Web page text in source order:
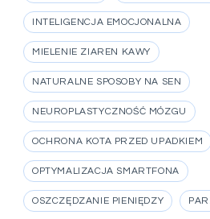
INTELIGENCJA EMOCJONALNA
MIELENIE ZIAREN KAWY
NATURALNE SPOSOBY NA SEN
NEUROPLASTYCZNOŚĆ MÓZGU
OCHRONA KOTA PRZED UPADKIEM
OPTYMALIZACJA SMARTFONA
OSZCZĘDZANIE PIENIĘDZY